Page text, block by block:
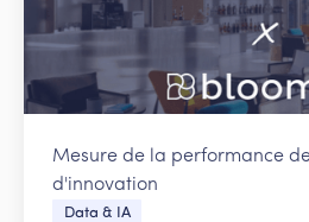
Mesure de la performance
d'innovation
Data & IA